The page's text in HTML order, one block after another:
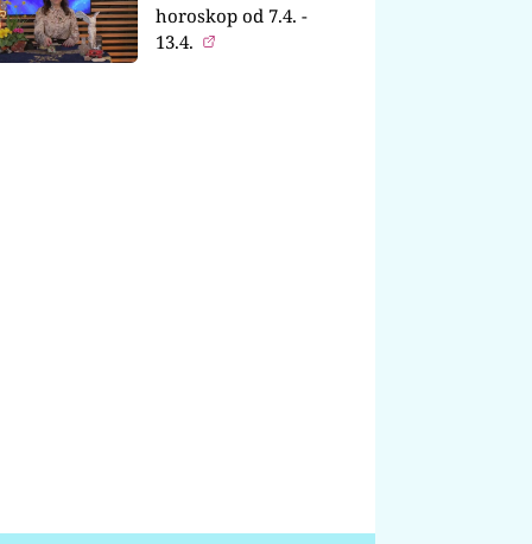
horoskop od 7.4. -
13.4.